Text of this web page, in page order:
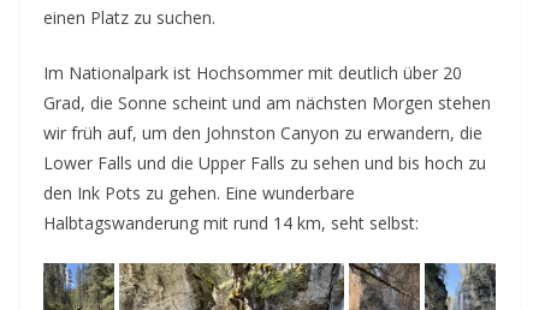
einen Platz zu suchen.
Im Nationalpark ist Hochsommer mit deutlich über 20
Grad, die Sonne scheint und am nächsten Morgen stehen
wir früh auf, um den Johnston Canyon zu erwandern, die
Lower Falls und die Upper Falls zu sehen und bis hoch zu
den Ink Pots zu gehen. Eine wunderbare
Halbtagswanderung mit rund 14 km, seht selbst: